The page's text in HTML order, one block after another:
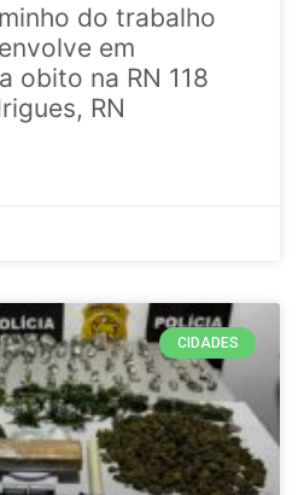
do trabalho
em
obito na RN 118
RN
CIDADES